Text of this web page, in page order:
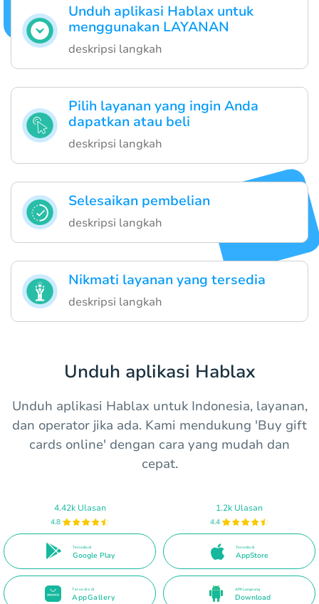
Unduh aplikasi Hablax untuk
menggunakan LAYANAN
deskripsi langkah
Pilih layanan yang ingin Anda
dapatkan atau beli
deskripsi langkah
Selesaikan pembelian
deskripsi langkah
Nikmati layanan yang tersedia
deskripsi langkah
Unduh aplikasi Hablax
Unduh aplikasi Hablax untuk Indonesia, layanan,
dan operator jika ada. Kami mendukung 'Buy gift
cards online' dengan cara yang mudah dan
cepat.
4.42k Ulasan
4.8
Tersedia di
Google Play
1.2k Ulasan
4.4
Tersedia di
AppStore
Tersedia di
AppGallery
APK Langsung
Download